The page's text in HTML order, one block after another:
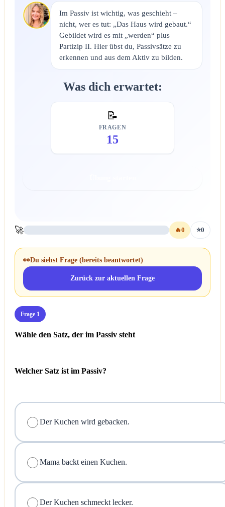
Im Passiv ist wichtig, was geschieht –
nicht, wer es tut: „Das Haus wird gebaut.“
Gebildet wird es mit „werden“ plus
Partizip II. Hier übst du, Passivsätze zu
erkennen und aus dem Aktiv zu bilden.
Was dich erwartet:
📝
FRAGEN
15
🚀 🔥0 ⭐0
👀Du siehst Frage (bereits beantwortet)
Zurück zur aktuellen Frage
Frage 1
Wähle den Satz, der im Passiv steht
Welcher Satz ist im Passiv?
Der Kuchen wird gebacken.
Mama backt einen Kuchen.
Der Kuchen schmeckt lecker.